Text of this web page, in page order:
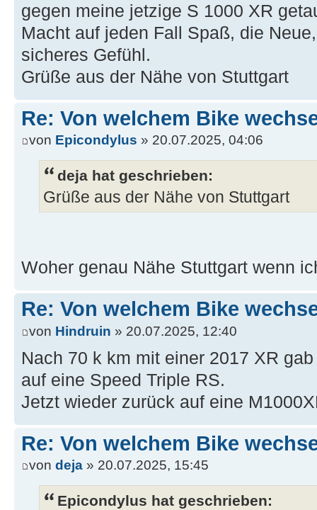
gegen meine jetzige S 1000 XR
Macht auf jeden Fall Spaß, die
sicheres Gefühl.
Grüße aus der Nähe von Stuttgart
Re: Von welchem Bike
von Epicondylus » 20.07.2025, 04:06
deja hat geschrieben:
Grüße aus der Nähe von Stuttgart
Woher genau Nähe Stuttgart wenn
Re: Von welchem Bike
von Hindruin » 20.07.2025, 12:40
Nach 70 k km mit einer 2017 XR
auf eine Speed Triple RS.
Jetzt wieder zurück auf eine
Re: Von welchem Bike
von deja » 20.07.2025, 15:45
Epicondylus hat geschrieben: